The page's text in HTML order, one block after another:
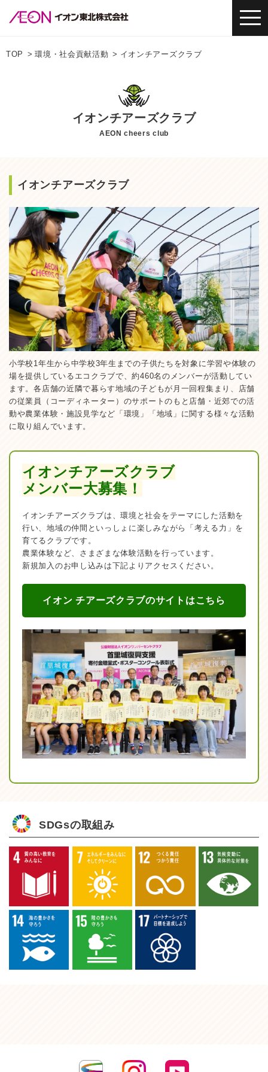
TOP 環境・社会貢献活動 イオンチアーズクラブ
イオンチアーズクラブ
AEON cheers club
イオンチアーズクラブ
小学校1年生から中学校3年生までの子供たちを対象に学習や体験の
場を提供しているエコクラブで、約460名のメンバーが活動してい
ます。各店舗の近隣で暮らす地域の子どもが月一回程集まり、店舗
の従業員（コーディネーター）のサポートのもと店舗・近郊での活
動や農業体験・施設見学など「環境」「地域」に関する様々な活動
に取り組んでいます。
イオンチアーズクラブ
メンバー大募集！
イオンチアーズクラブは、環境と社会をテーマにした活動を
行い、地域の仲間といっしょに楽しみながら「考える力」を
育てるクラブです。
農業体験など、さまざまな体験活動を行っています。
新規加入のお申し込みは下記よりアクセスください。
イオン チアーズクラブのサイトはこちら
SDGsの取組み